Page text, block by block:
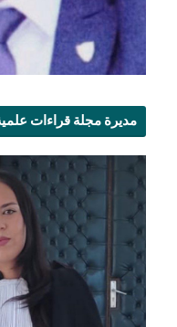
مديرة مجلة قراءات